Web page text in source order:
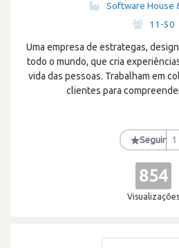
Software House
11-50
Uma empresa de estrategas,
todo o mundo, que cria
vida das pessoas. Trabalham em
clientes para
★Seguir 1
854
Visualizações